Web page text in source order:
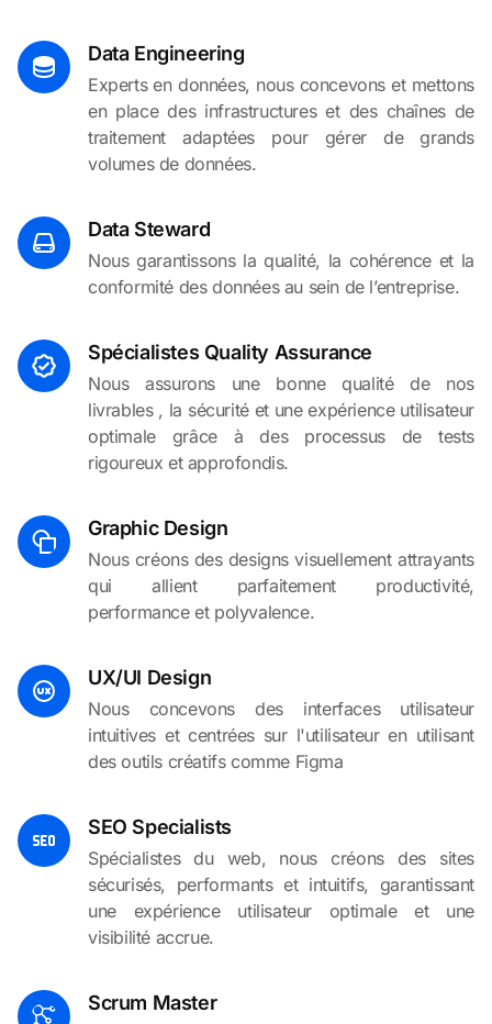
Data Engineering
Experts en données, nous concevons et mettons
en place des infrastructures et des chaînes de
traitement adaptées pour gérer de grands
volumes de données.
Data Steward
Nous garantissons la qualité, la cohérence et la
conformité des données au sein de l’entreprise.
Spécialistes Quality Assurance
Nous assurons une bonne qualité de nos
livrables , la sécurité et une expérience utilisateur
optimale grâce à des processus de tests
rigoureux et approfondis.
Graphic Design
Nous créons des designs visuellement attrayants
qui allient parfaitement productivité,
performance et polyvalence.
UX/UI Design
Nous concevons des interfaces utilisateur
intuitives et centrées sur l'utilisateur en utilisant
des outils créatifs comme Figma
SEO Specialists
Spécialistes du web, nous créons des sites
sécurisés, performants et intuitifs, garantissant
une expérience utilisateur optimale et une
visibilité accrue.
Scrum Master